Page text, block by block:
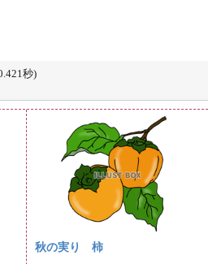
秒)
秋の実り 柿